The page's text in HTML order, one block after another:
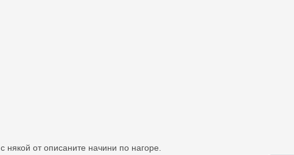
някой от описаните начини по нагоре.